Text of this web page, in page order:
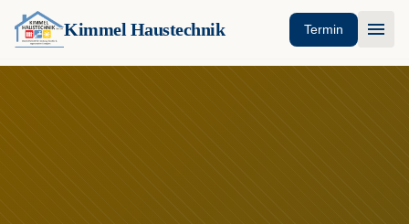
Kimmel Haustechnik Termin menu